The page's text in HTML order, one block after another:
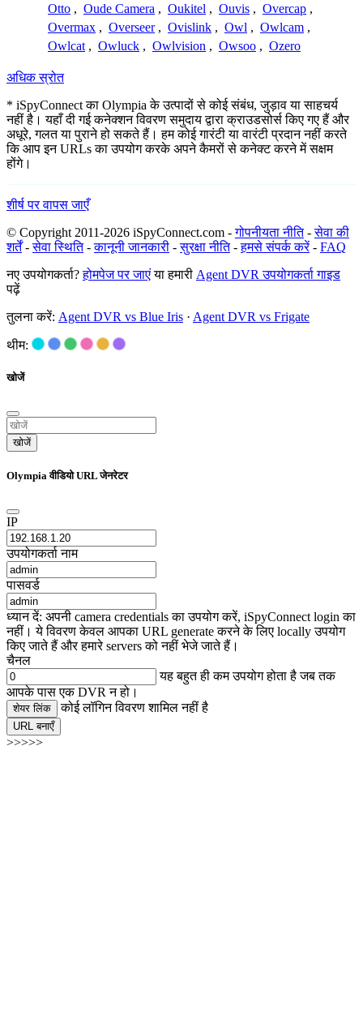
Otto , Oude Camera , Oukitel , Ouvis , Overcap ,
Overmax , Overseer , Ovislink , Owl , Owlcam ,
Owlcat , Owluck , Owlvision , Owsoo , Ozero
अधिक स्रोत
* iSpyConnect का Olympia के उत्पादों से कोई संबंध, जुड़ाव या साहचर्य
नहीं है। यहाँ दी गई कनेक्शन विवरण समुदाय द्वारा क्राउडसोर्स किए गए हैं और
अधूरे, गलत या पुराने हो सकते हैं। हम कोई गारंटी या वारंटी प्रदान नहीं करते
कि आप इन URLs का उपयोग करके अपने कैमरों से कनेक्ट करने में सक्षम
होंगे।
शीर्ष पर वापस जाएँ
© Copyright 2011-2026 iSpyConnect.com -गोपनीयता नीति-सेवा की
शर्तें-सेवा स्थिति-कानूनी जानकारी -सुरक्षा नीति-हमसे संपर्क करें- FAQ
नए उपयोगकर्ता?होमपेज पर जाएंया हमारी Agent DVR उपयोगकर्ता गाइड
पढ़ें
तुलना करें: Agent DVR vs Blue Iris · Agent DVR vs Frigate
थीम:
खोजें
खोजें
Olympia वीडियो URL जेनरेटर
IP
उपयोगकर्ता नाम
पासवर्ड
ध्यान दें: अपनी camera credentials का उपयोग करें, iSpyConnect login का
नहीं। ये विवरण केवल आपका URL generate करने के लिए locally उपयोग
किए जाते हैं और हमारे servers को नहीं भेजे जाते हैं।
चैनल
यह बहुत ही कम उपयोग होता है जब तक
आपके पास एक DVR न हो।
शेयर लिंक कोई लॉगिन विवरण शामिल नहीं है
URL बनाएँ
>>>>>